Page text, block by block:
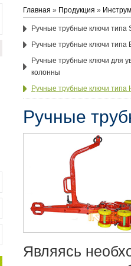
Главная » Продукция »
Ручные трубные ключи типа
Ручные трубные ключи типа
Ручные трубные ключи для
колонны
Ручные трубные ключи типа
Ручные
Являясь